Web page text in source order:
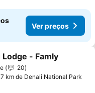
Ver preços
aos favoritos
- Famly
20
km de Denali National Park